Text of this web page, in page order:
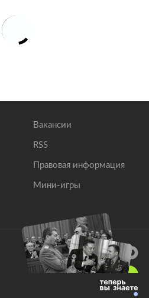
Вакансии
RSS
Правовая информация
Мини-игры
Все права защищены.